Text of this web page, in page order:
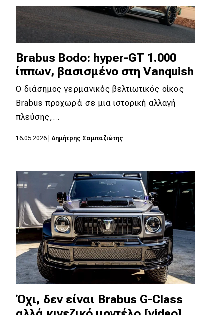
Main navigation
Επικαιρότητα
Νέα μοντέλα
Πρωτότυπα
Ελλάδα
Κόσμος
Απόψεις
Test Drive
Δοκιμή
Αποστολή
Συγκρίνουμε
Brabus Bodo: hyper-GT 1.000
ίππων, βασισμένο στη Vanquish
Ο διάσημος γερμανικός βελτιωτικός οίκος
Brabus προχωρά σε μια ιστορική αλλαγή
πλεύσης,…
16.05.2026 Δημήτρης Σαμπαζιώτης
Όχι, δεν είναι Brabus G-Class